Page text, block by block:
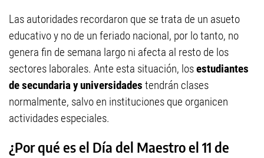
Las autoridades recordaron que se trata de un asueto
educativo y no de un feriado nacional, por lo tanto, no
genera fin de semana largo ni afecta al resto de los
sectores laborales. Ante esta situación, losestudiantes
de secundaria y universidades tendrán clases
normalmente, salvo en instituciones que organicen
actividades especiales.
¿Por qué es el Día del Maestro el 11 de